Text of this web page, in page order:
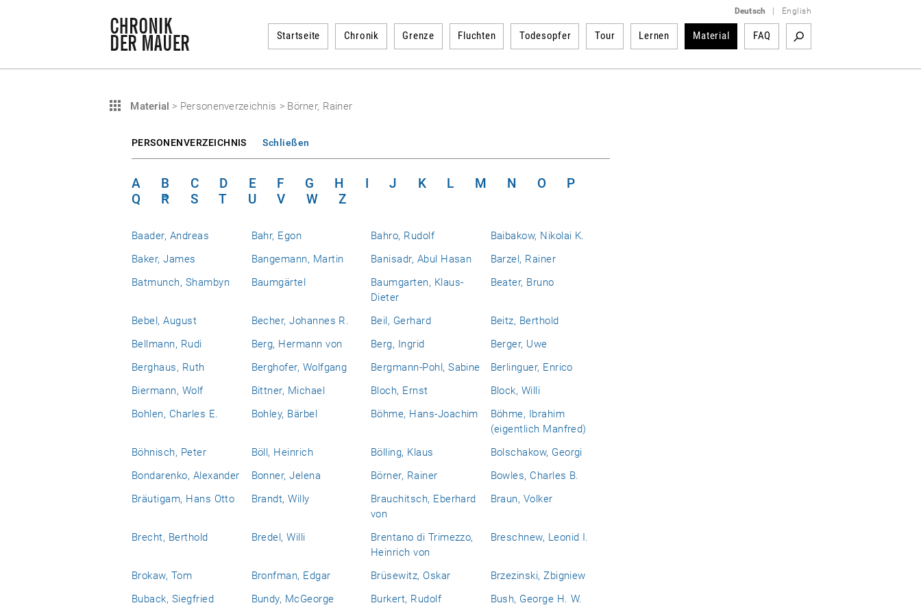
Deutsch English
Startseite Chronik Grenze Fluchten Todesopfer Tour Lernen Material FAQ
Material > Personenverzeichnis > Börner, Rainer
PERSONENVERZEICHNIS Schließen
A B C D E F G H I J K L M N O
P
Q
R S T U V W Z
Baader, Andreas Bahr, Egon Bahro, Rudolf
Baibakow, Nikolai K.
Baker, James
Bangemann, Martin Banisadr, Abul Hasan
Barzel, Rainer
Batmunch, Shambyn
Baumgärtel
Baumgarten, Klaus-
Dieter
Beater, Bruno
Bebel, August Becher, Johannes R. Beil, Gerhard
Beitz, Berthold
Bellmann, Rudi
Berg, Hermann von Berg, Ingrid
Berger, Uwe
Berghaus, Ruth
Berghofer, Wolfgang Bergmann-Pohl, Sabine
Berlinguer, Enrico
Biermann, Wolf
Bittner, Michael Bloch, Ernst
Block, Willi
Bohlen, Charles E.
Bohley, Bärbel Böhme, Hans-Joachim
Böhme, Ibrahim
(eigentlich Manfred)
Böhnisch, Peter
Böll, Heinrich Bölling, Klaus
Bolschakow, Georgi
Bondarenko, Alexander
Bonner, Jelena Börner, Rainer
Bowles, Charles B.
Bräutigam, Hans Otto
Brandt, Willy
Brauchitsch, Eberhard
von
Braun, Volker
Brecht, Berthold Bredel, Willi
Brentano di Trimezzo,
Heinrich von
Breschnew, Leonid I.
Brokaw, Tom Bronfman, Edgar Brüsewitz, Oskar
Brzezinski, Zbigniew
Buback, Siegfried
Bundy, McGeorge Burkert, Rudolf Bush, George H. W.